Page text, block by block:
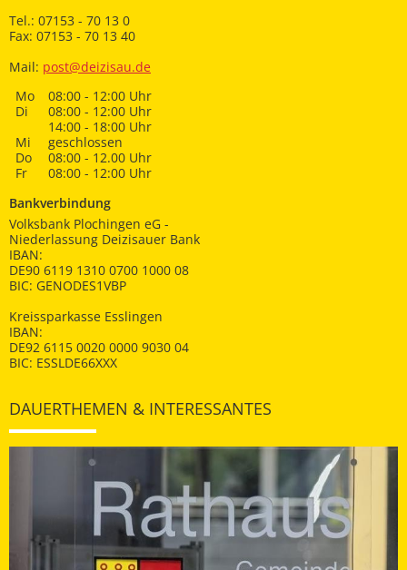
Tel.: 07153 - 70 13 0
Fax: 07153 - 70 13 40
Mail: post@deizisau.de
Mo
08:00 - 12:00 Uhr
Di
08:00 - 12:00 Uhr
14:00 - 18:00 Uhr
Mi
geschlossen
Do
08:00 - 12.00 Uhr
Fr
08:00 - 12:00 Uhr
Bankverbindung
Volksbank Plochingen eG -
Niederlassung Deizisauer Bank
IBAN:
DE90 6119 1310 0700 1000 08
BIC: GENODES1VBP
Kreissparkasse Esslingen
IBAN:
DE92 6115 0020 0000 9030 04
BIC: ESSLDE66XXX
DAUERTHEMEN & INTERESSANTES